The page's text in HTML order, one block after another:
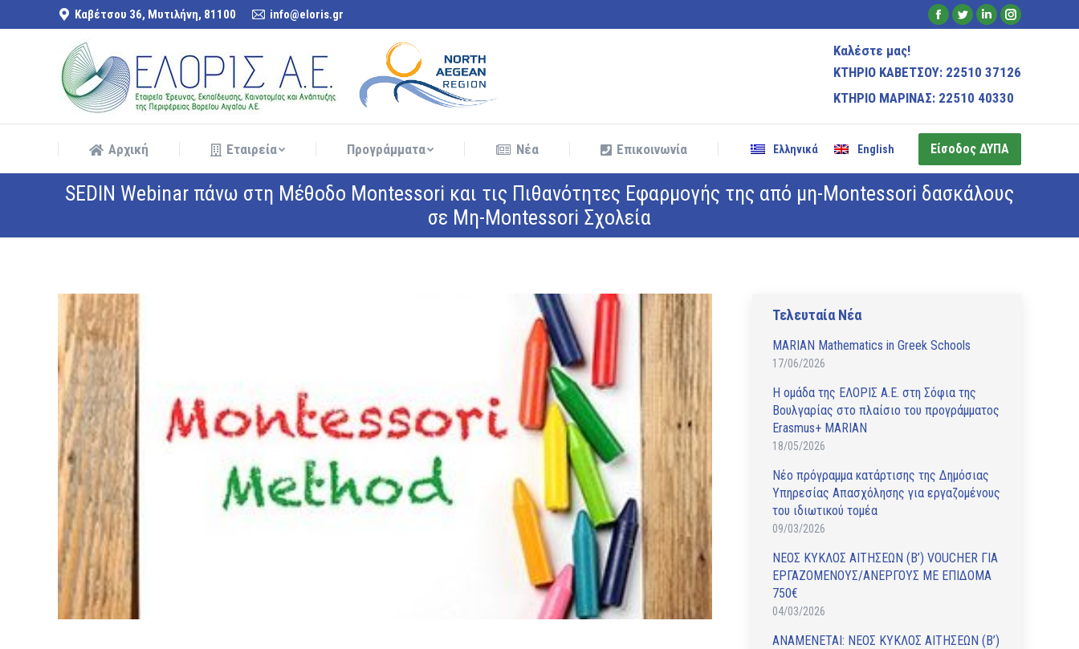
Καβέτσου 36, Μυτιλήνη, 81100 info@eloris.gr
Facebook
opens
new
window
Twitter
opens
new
window
Linkedin
opens
new
window
Instagram
opens
new
window
Καλέστε μας!
ΚΤΗΡΙΟ ΚΑΒΕΤΣΟΥ: 22510 37126
ΚΤΗΡΙΟ ΜΑΡΙΝΑΣ: 22510 40330
Αρχική Εταιρεία Προγράμματα Νέα Επικοινωνία Ελληνικά English Είσοδος ΔΥΠΑ
SEDIN Webinar πάνω στη Μέθοδο Montessori και τις Πιθανότητες Εφαρμογής της από μη-Montessori δασκάλους
σε Μη-Montessori Σχολεία
Τελευταία Νέα
MARIAN Mathematics in Greek Schools
17/06/2026
Η ομάδα της ΕΛΟΡΙΣ Α.Ε. στη Σόφια της
Βουλγαρίας στο πλαίσιο του προγράμματος
Erasmus+ MARIAN
18/05/2026
Νέο πρόγραμμα κατάρτισης της Δημόσιας
Υπηρεσίας Απασχόλησης για εργαζομένους
του ιδιωτικού τομέα
09/03/2026
ΝΕΟΣ ΚΥΚΛΟΣ ΑΙΤΗΣΕΩΝ (Β’) VOUCHER ΓΙΑ
ΕΡΓΑΖΟΜΕΝΟΥΣ/ΑΝΕΡΓΟΥΣ ΜΕ ΕΠΙΔΟΜΑ
750€
04/03/2026
ΑΝAΜΕΝΕΤΑΙ: ΝΕΟΣ ΚΥΚΛΟΣ ΑΙΤΗΣΕΩΝ (Β’)
Αρχική Εταιρεία Προγράμματα Νέα Επικοινωνία Είσοδος ΔΥΠΑ